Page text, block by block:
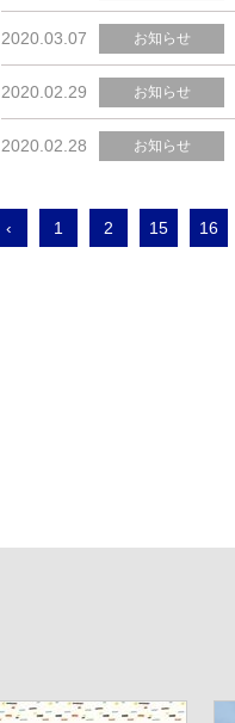
2020.03.07 お知らせ
2020.02.29 お知らせ
2020.02.28 お知らせ
‹ 1 2 15 16